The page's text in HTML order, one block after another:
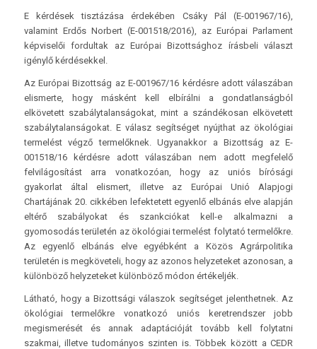
E kérdések tisztázása érdekében Csáky Pál (E-001967/16),
valamint Erdős Norbert (E-001518/2016), az Európai Parlament
képviselői fordultak az Európai Bizottsághoz írásbeli választ
igénylő kérdésekkel.
Az Európai Bizottság az E-001967/16 kérdésre adott válaszában
elismerte, hogy másként kell elbírálni a gondatlanságból
elkövetett szabálytalanságokat, mint a szándékosan elkövetett
szabálytalanságokat. E válasz segítséget nyújthat az ökológiai
termelést végző termelőknek. Ugyanakkor a Bizottság az E-
001518/16 kérdésre adott válaszában nem adott megfelelő
felvilágosítást arra vonatkozóan, hogy az uniós bírósági
gyakorlat által elismert, illetve az Európai Unió Alapjogi
Chartájának 20. cikkében lefektetett egyenlő elbánás elve alapján
eltérő szabályokat és szankciókat kell-e alkalmazni a
gyomosodás területén az ökológiai termelést folytató termelőkre.
Az egyenlő elbánás elve egyébként a Közös Agrárpolitika
területén is megköveteli, hogy az azonos helyzeteket azonosan, a
különböző helyzeteket különböző módon értékeljék.
Látható, hogy a Bizottsági válaszok segítséget jelenthetnek. Az
ökológiai termelőkre vonatkozó uniós keretrendszer jobb
megismerését és annak adaptációját tovább kell folytatni
szakmai, illetve tudományos szinten is. Többek között a CEDR